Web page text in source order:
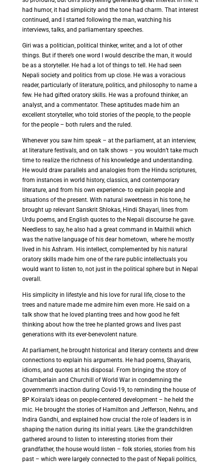
had humor, it had simplicity and the tone had charm. That interest
continued, and I started following the man, watching his
interviews, talks, and parliamentary speeches.
Giri was a politician, political thinker, writer, and a lot of other
things. But if there’s one word I would describe the man, it would
be as a storyteller. He had a lot of things to tell. He had seen
Nepali society and politics from up close. He was a voracious
reader, particularly of literature, politics, and philosophy to name a
few. He had gifted oratory skills. He was a profound thinker, an
analyst, and a commentator. These aptitudes made him an
excellent storyteller, who told stories of the people, to the people
for the people – both rulers and the ruled.
Whenever you saw him speak – at the parliament, at an interview,
at literature festivals, and on talk shows – you wouldn’t take much
time to realize the richness of his knowledge and understanding.
He would draw parallels and analogies from the Hindu scriptures,
from instances in world history, classics, and contemporary
literature, and from his own experience- to explain people and
situations of the present. With natural sweetness in his tone, he
brought up relevant Sanskrit Shlokas, Hindi Shayari, lines from
Urdu poems, and English quotes to the Nepali discourse he gave.
Needless to say, he also had a great command in Maithili which
was the native language of his dear hometown, where he mostly
lived in his Ashram. His intellect, complemented by his natural
oratory skills made him one of the rare public intellectuals you
would want to listen to, not just in the political sphere but in Nepal
overall.
His simplicity in lifestyle and his love for rural life, close to the
trees and nature made me admire him even more. He said on a
talk show that he loved planting trees and how good he felt
thinking about how the tree he planted grows and lives past
generations with its ever-benevolent nature.
At parliament, he brought historical and literary contexts and drew
connections to explain his arguments. He had poems, Shayaris,
idioms, and quotes at his disposal. From bringing the story of
Chamberlain and Churchill of World War in condemning the
government’s inaction during Covid-19, to reminding the house of
BP Koirala’s ideas on people-centered development – he held the
mic. He brought the stories of Hamilton and Jefferson, Nehru, and
Indira Gandhi, and explained how crucial the role of leaders is in
shaping the nation during its initial years. Like the grandchildren
gathered around to listen to interesting stories from their
grandfather, the house would listen – folk stories, stories from his
past – which were largely connected to the past of Nepali politics,